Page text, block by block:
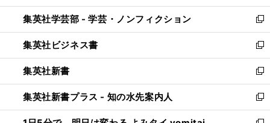
開
く
ウ
で
開
く
ン
ド
ウ
で
開
く
ウ
ィ
ン
ド
ウ
で
開
く
集英社学芸部 - 学芸・ノンフィクション
新
し
い
ウ
ィ
ン
ド
ウ
集英社ビジネス書
新
し
い
ウ
ィ
ン
集英社新書
新
し
い
ウ
集英社新書プラス - 知の水先案内人
新
し